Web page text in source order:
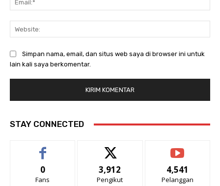
Simpan nama, email, dan situs web saya di browser ini untuk
lain kali saya berkomentar.
STAY CONNECTED
0
Fans
3,912
Pengikut
4,541
Pelanggan